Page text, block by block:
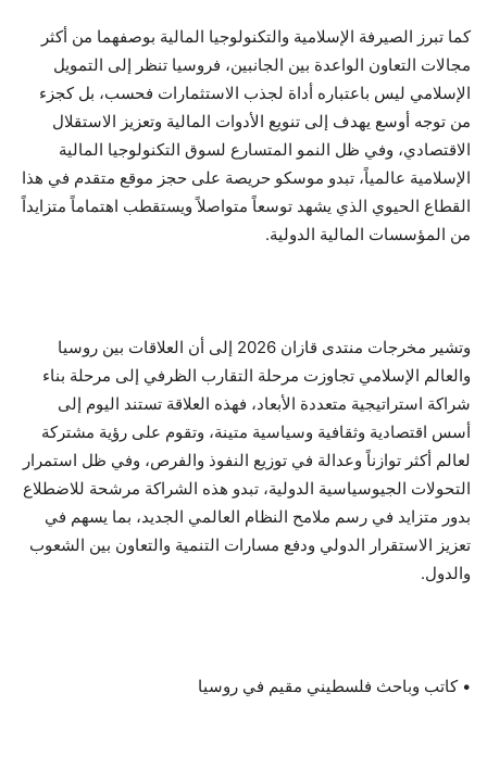
كما تبرز الصيرفة الإسلامية والتكنولوجيا المالية بوصفهما من أكثر
مجالات التعاون الواعدة بين الجانبين، فروسيا تنظر إلى التمويل
الإسلامي ليس باعتباره أداة لجذب الاستثمارات فحسب، بل كجزء
من توجه أوسع يهدف إلى تنويع الأدوات المالية وتعزيز الاستقلال
الاقتصادي، وفي ظل النمو المتسارع لسوق التكنولوجيا المالية
الإسلامية عالمياً، تبدو موسكو حريصة على حجز موقع متقدم في هذا
القطاع الحيوي الذي يشهد توسعاً متواصلاً ويستقطب اهتماماً متزايداً
من المؤسسات المالية الدولية.
وتشير مخرجات منتدى قازان 2026 إلى أن العلاقات بين روسيا
والعالم الإسلامي تجاوزت مرحلة التقارب الظرفي إلى مرحلة بناء
شراكة استراتيجية متعددة الأبعاد، فهذه العلاقة تستند اليوم إلى
أسس اقتصادية وثقافية وسياسية متينة، وتقوم على رؤية مشتركة
لعالم أكثر توازناً وعدالة في توزيع النفوذ والفرص، وفي ظل استمرار
التحولات الجيوسياسية الدولية، تبدو هذه الشراكة مرشحة للاضطلاع
بدور متزايد في رسم ملامح النظام العالمي الجديد، بما يسهم في
تعزيز الاستقرار الدولي ودفع مسارات التنمية والتعاون بين الشعوب
والدول.
• كاتب وباحث فلسطيني مقيم في روسيا